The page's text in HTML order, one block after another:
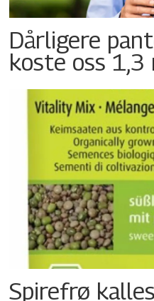
Dårligere
koste oss 1,3
Spirefrø